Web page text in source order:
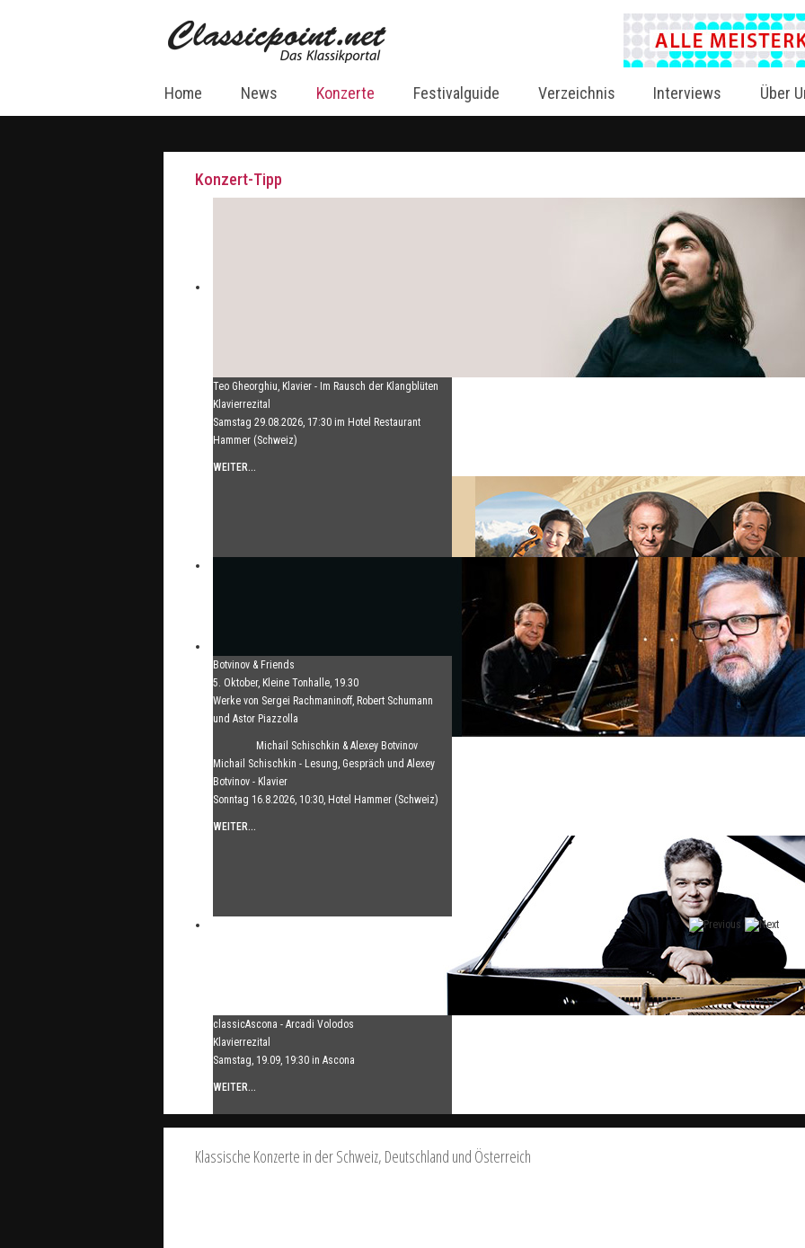
Home News Konzerte Festivalguide Verzeichnis Interviews Über
Konzert-Tipp
Teo Gheorghiu, Klavier - Im Rausch der Klangblüten
Klavierrezital
Samstag 29.08.2026, 17:30 im Hotel Restaurant
Hammer (Schweiz)
WEITER...
Botvinov & Friends
5. Oktober, Kleine Tonhalle, 19.30
Werke von Sergei Rachmaninoff, Robert Schumann
und Astor Piazzolla
Michail Schischkin & Alexey Botvinov
Michail Schischkin - Lesung, Gespräch und Alexey
Botvinov - Klavier
Sonntag 16.8.2026, 10:30, Hotel Hammer (Schweiz)
WEITER...
classicAscona - Arcadi Volodos
Klavierrezital
Samstag, 19.09, 19:30 in Ascona
WEITER...
Klassische Konzerte in der Schweiz, Deutschland und Österreich